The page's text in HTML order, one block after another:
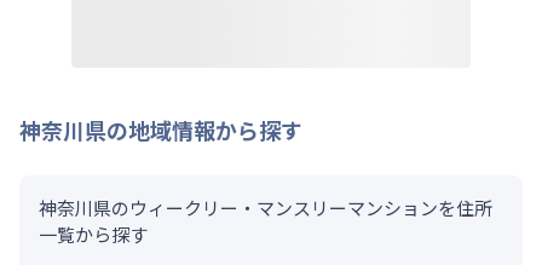
神奈川県の地域情報から探す
神奈川県のウィークリー・マンスリーマンションを住所
一覧から探す